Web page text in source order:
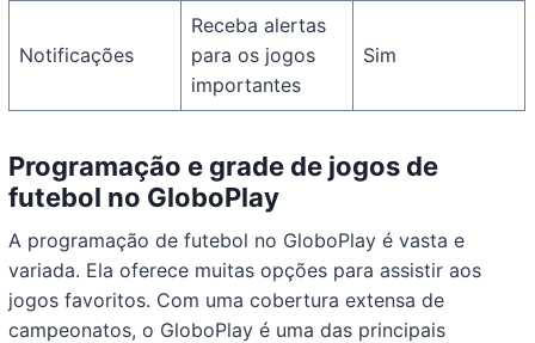
Notificações
Receba alertas
para os jogos
importantes
Sim
Programação e grade de jogos de
futebol no GloboPlay
A programação de futebol no GloboPlay é vasta e
variada. Ela oferece muitas opções para assistir aos
jogos favoritos. Com uma cobertura extensa de
campeonatos, o GloboPlay é uma das principais